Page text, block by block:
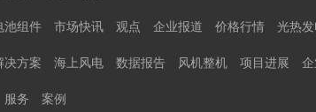
池组件 市场快讯 观点 企业报道 价格行情 光热
决方案 海上风电 数据报告 风机整机 项目进展
服务 案例